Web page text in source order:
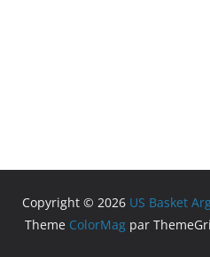
Copyright © 2026 US Basket
Theme ColorMagpar